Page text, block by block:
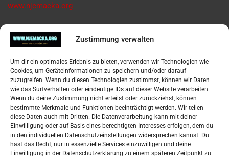
Zustimmung verwalten
Um dir ein optimales Erlebnis zu bieten, verwenden wir Technologien wie
Cookies, um Geräteinformationen zu speichern und/oder darauf
zuzugreifen. Wenn du diesen Technologien zustimmst, können wir Daten
wie das Surfverhalten oder eindeutige IDs auf dieser Website verarbeiten.
Wenn du deine Zustimmung nicht erteilst oder zurückziehst, können
bestimmte Merkmale und Funktionen beeinträchtigt werden. Wir teilen
diese Daten auch mit Dritten. Die Datenverarbeitung kann mit deiner
Einwilligung oder auf Basis eines berechtigten Interesses erfolgen, dem du
in den individuellen Datenschutzeinstellungen widersprechen kannst. Du
hast das Recht, nur in essenzielle Services einzuwilligen und deine
Einwilligung in der Datenschutzerklärung zu einem späteren Zeitpunkt zu
www.njemacka.org
Pregled
Datenschutzerklärung
Widerufsbelehrung
Oglašavanje / Postavite svoj oglas
Tko je “Idemo u Svijet – Njemačka?
Pretražite stranicu: